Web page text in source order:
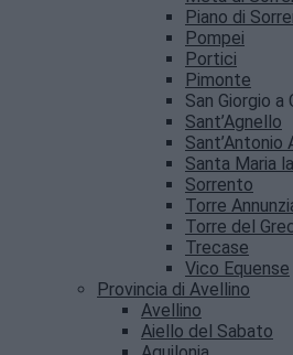
Piano di
Pompei
Portici
Pimonte
San Giorgio a
Sant’Agnello
Sant’Antonio
Santa Maria
Sorrento
Torre
Torre del
Trecase
Vico Equense
Provincia di Avellino
Avellino
Aiello del Sabato